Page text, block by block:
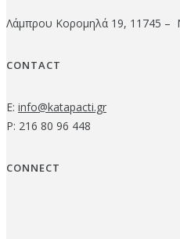
Λάμπρου Κορομηλά 19, 11745 –
CONTACT
E: info@katapacti.gr
P: 216 80 96 448
CONNECT